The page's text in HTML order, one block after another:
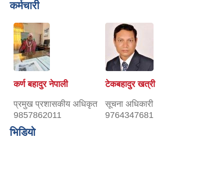
कर्मचारी
कर्ण बहादुर नेपाली
प्रमुख प्रशासकीय अधिकृत
9857862011
टेकबहादुर खत्री
सूचना अधिकारी
9764347681
भिडियो